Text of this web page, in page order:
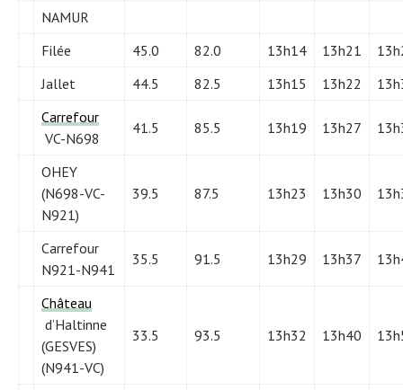
NAMUR
Filée
45.0 82.0 13h14 13h21
Jallet
44.5 82.5 13h15 13h22
Carrefour
VC-N698
41.5 85.5 13h19 13h27
OHEY
(N698-VC-
N921)
39.5 87.5 13h23 13h30
Carrefour
N921-N941
35.5 91.5 13h29 13h37
Château
d’Haltinne
(GESVES)
(N941-VC)
33.5 93.5 13h32 13h40